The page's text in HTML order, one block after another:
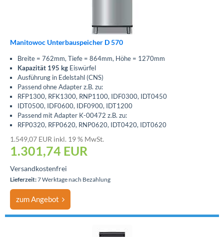
Manitowoc Unterbauspeicher D 570
Breite = 762mm, Tiefe = 864mm, Höhe = 1270mm
Kapazität 195 kg Eiswürfel
Ausführung in Edelstahl (CNS)
Passend ohne Adapter z.B. zu:
RFP1300, RFK1300, RNP1100, IDF0300, IDT0450
IDT0500, IDF0600, IDF0900, IDT1200
Passend mit Adapter K-00472 z.B. zu:
RFP0320, RFP0620, RNP0620, IDT0420, IDT0620
1.549,07 EUR inkl. 19 % MwSt.
1.301,74 EUR
Versandkostenfrei
Lieferzeit:7 Werktage nach Bezahlung
zum Angebot